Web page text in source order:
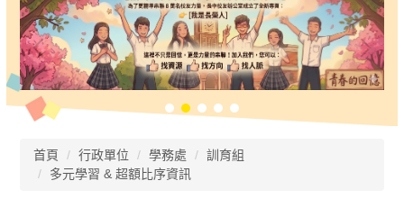
首頁 行政單位 學務處
訓育組
多元學習 & 超額比序資訊